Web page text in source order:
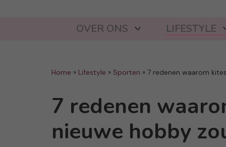
OVER ONS LIFESTYLE
Home » Lifestyle » Sporten » 7 redenen waarom
7 redenen
nieuwe hobby